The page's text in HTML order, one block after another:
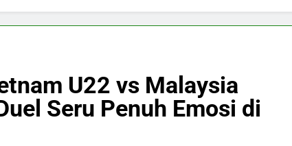
U22 vs Malaysia
Seru Penuh Emosi di